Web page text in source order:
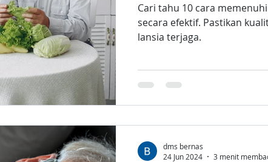
Cari tahu 10 cara
secara efektif. Pastikan
lansia terjaga.
dms bernas
24 Jun 2024
3 menit